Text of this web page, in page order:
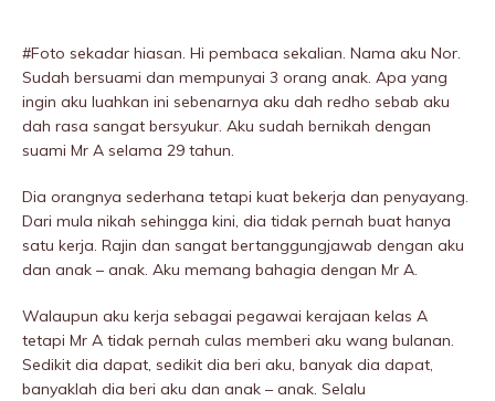
#Foto sekadar hiasan. Hi pembaca sekalian. Nama aku Nor.
Sudah bersuami dan mempunyai 3 orang anak. Apa yang
ingin aku luahkan ini sebenarnya aku dah redho sebab aku
dah rasa sangat bersyukur. Aku sudah bernikah dengan
suami Mr A selama 29 tahun.
Dia orangnya sederhana tetapi kuat bekerja dan penyayang.
Dari mula nikah sehingga kini, dia tidak pernah buat hanya
satu kerja. Rajin dan sangat bertanggungjawab dengan aku
dan anak – anak. Aku memang bahagia dengan Mr A.
Walaupun aku kerja sebagai pegawai kerajaan kelas A
tetapi Mr A tidak pernah culas memberi aku wang bulanan.
Sedikit dia dapat, sedikit dia beri aku, banyak dia dapat,
banyaklah dia beri aku dan anak – anak. Selalu